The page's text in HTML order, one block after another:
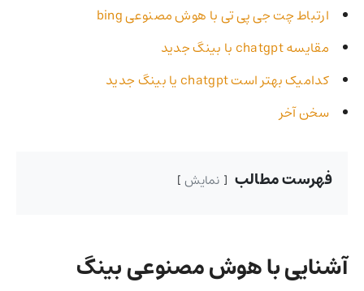
ارتباط چت جی پی تی با هوش مصنوعی bing
مقایسه chatgpt با بینگ جدید
کدامیک بهتر است chatgpt یا بینگ جدید
سخن آخر
فهرست مطالب نمایش
آشنایی با هوش مصنوعی بینگ